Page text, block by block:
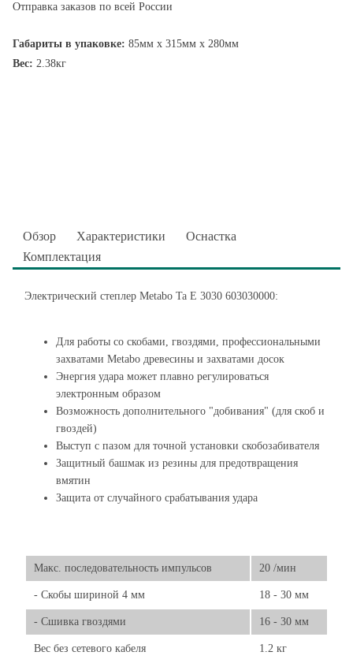
Отправка заказов по всей России
Габариты в упаковке: 85мм x 315мм x 280мм
Вес: 2.38кг
Обзор Характеристики
Оснастка
Комплектация
Электрический степлер Metabo Ta E 3030 603030000:
Для работы со скобами, гвоздями, профессиональными
захватами Metabo древесины и захватами досок
Энергия удара может плавно регулироваться
электронным образом
Возможность дополнительного "добивания" (для скоб и
гвоздей)
Выступ с пазом для точной установки скобозабивателя
Защитный башмак из резины для предотвращения
вмятин
Защита от случайного срабатывания удара
Макс. последовательность импульсов 20 /мин
- Скобы шириной 4 мм 18 - 30 мм
- Сшивка гвоздями 16 - 30 мм
Вес без сетевого кабеля 1.2 кг